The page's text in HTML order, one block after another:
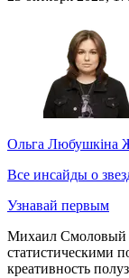
Ольга Любушкіна
Все инсайды о
Узнавай первым
Михаил Смоловый
статистическими
креативность